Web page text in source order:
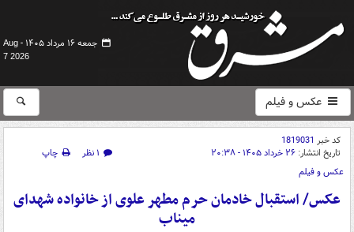
جمعه ۱۶ مرداد ۱۴۰۵ -
Aug
7 2026
عکس و فیلم
کد خبر 1819031
تاریخ انتشار: ۲۶ خرداد ۱۴۰۵ - ۲۰:۳۸ ۱ نظر
چاپ
عکس و فیلم
عکس/ استقبال خادمان حرم مطهر علوی از خانواده شهدای
میناب